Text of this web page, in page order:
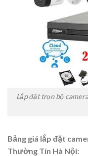
Lắp đặt trọn bộ
Bảng giá lắp đặt
Thường Tín Hà Nội: